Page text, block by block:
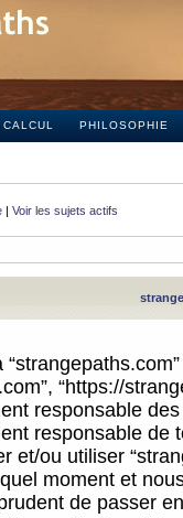
CALCUL PHILOSOPHIE
| Voir les sujets actifs
“https://
responsable
responsable
et/ou utiliser
moment et
de passer